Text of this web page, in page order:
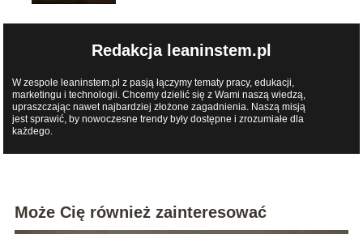
Redakcja leaninstem.pl
W zespole leaninstem.pl z pasją łączymy tematy pracy, edukacji,
marketingu i technologii. Chcemy dzielić się z Wami naszą wiedzą,
upraszczając nawet najbardziej złożone zagadnienia. Naszą misją
jest sprawić, by nowoczesne trendy były dostępne i zrozumiałe dla
każdego.
Może Cię również zainteresować